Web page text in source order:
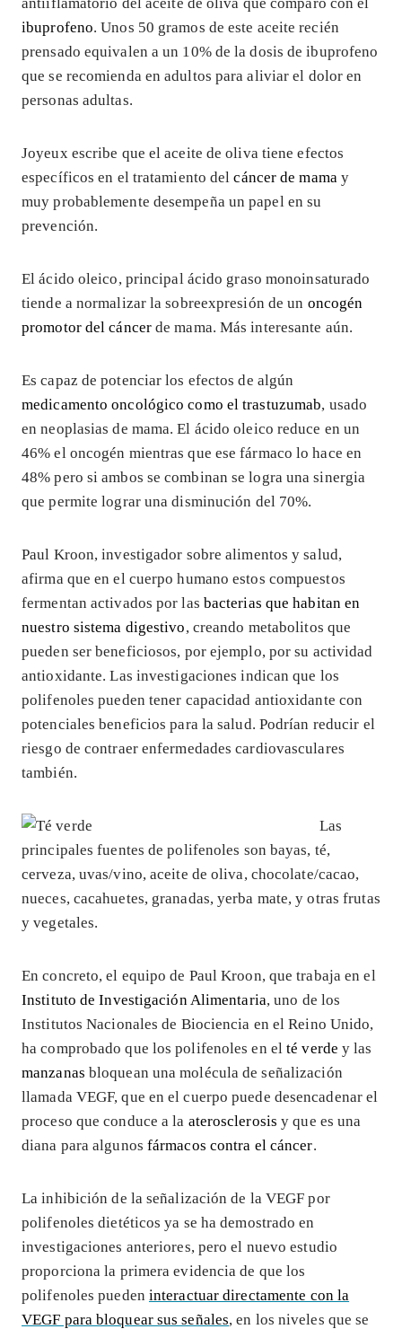
ibuprofeno. Unos 50 gramos de este aceite recién
prensado equivalen a un 10% de la dosis de ibuprofeno
que se recomienda en adultos para aliviar el dolor en
personas adultas.
Joyeux escribe que el aceite de oliva tiene efectos
específicos en el tratamiento delcáncer de mama y
muy probablemente desempeña un papel en su
prevención.
El ácido oleico, principal ácido graso monoinsaturado
tiende a normalizar la sobreexpresión de un oncogén
promotor del cáncerde mama. Más interesante aún.
Es capaz de potenciar los efectos de algún
medicamento oncológico como el trastuzumab, usado
en neoplasias de mama. El ácido oleico reduce en un
46% el oncogén mientras que ese fármaco lo hace en
48% pero si ambos se combinan se logra una sinergia
que permite lograr una disminución del 70%.
Paul Kroon, investigador sobre alimentos y salud,
afirma que en el cuerpo humano estos compuestos
fermentan activados por las bacterias que habitan en
nuestro sistema digestivo, creando metabolitos que
pueden ser beneficiosos, por ejemplo, por su actividad
antioxidante. Las investigaciones indican que los
polifenoles pueden tener capacidad antioxidante con
potenciales beneficios para la salud. Podrían reducir el
riesgo de contraer enfermedades cardiovasculares
también.
Las
principales fuentes de polifenoles son bayas, té,
cerveza, uvas/vino, aceite de oliva, chocolate/cacao,
nueces, cacahuetes, granadas, yerba mate, y otras frutas
y vegetales.
En concreto, el equipo de Paul Kroon, que trabaja en el
Instituto de Investigación Alimentaria, uno de los
Institutos Nacionales de Biociencia en el Reino Unido,
ha comprobado que los polifenoles en elté verde y las
manzanas bloquean una molécula de señalización
llamada VEGF, que en el cuerpo puede desencadenar el
proceso que conduce a la aterosclerosis y que es una
diana para algunos fármacos contra el cáncer.
La inhibición de la señalización de la VEGF por
polifenoles dietéticos ya se ha demostrado en
investigaciones anteriores, pero el nuevo estudio
proporciona la primera evidencia de que los
polifenoles pueden interactuar directamente con la
VEGF para bloquear sus señales, en los niveles que se